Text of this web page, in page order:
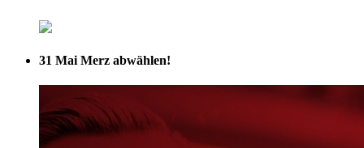
31 Mai Merz abwählen!